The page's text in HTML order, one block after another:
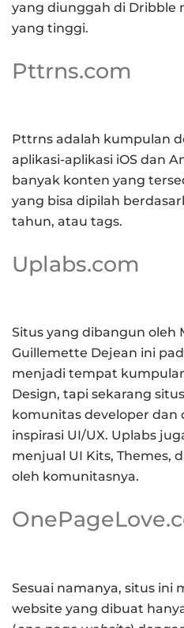
yang diunggah di Dribble
yang tinggi.
Pttrns.com
Pttrns adalah kumpulan
aplikasi-aplikasi iOS dan
banyak konten yang
yang bisa dipilah
tahun, atau tags.
Uplabs.com
Situs yang dibangun oleh
Guillemette Dejean ini
menjadi tempat
Design, tapi sekarang
komunitas developer
inspirasi UI/UX. Uplabs
menjual UI Kits, Themes,
oleh komunitasnya.
Sesuai namanya, situs
website yang dibuat